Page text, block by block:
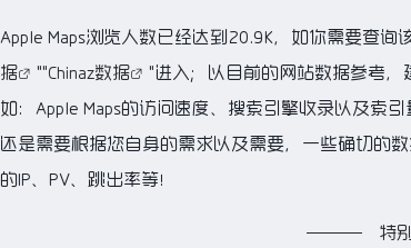
Apple Maps浏览人数已经达到20.9K，如你需要查询
据
""Chinaz数据
"进入；以目前的网站数据参考
如：Apple Maps的访问速度、搜索引擎收录以及索
还是需要根据您自身的需求以及需要，一些确切的
的IP、PV、跳出率等！
特